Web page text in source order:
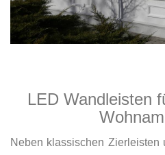
LED Wandleisten
Neben klassischen Zierleisten